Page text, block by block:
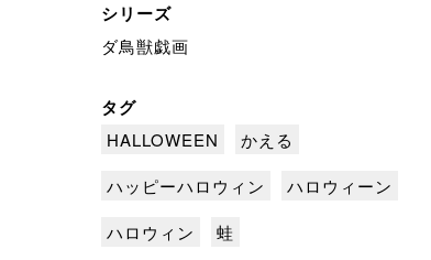
シリーズ
ダ鳥獣戯画
タグ
HALLOWEEN
かえる
ハッピーハロウィン
ハロウィーン
ハロウィン
蛙